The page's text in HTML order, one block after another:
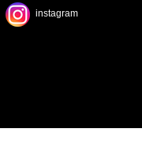
instagram